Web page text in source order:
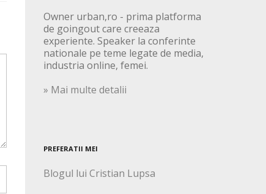
Owner urban,ro - prima platforma
de goingout care creeaza
experiente. Speaker la conferinte
nationale pe teme legate de media,
industria online, femei.
» Mai multe detalii
PREFERATII MEI
Blogul lui Cristian Lupsa